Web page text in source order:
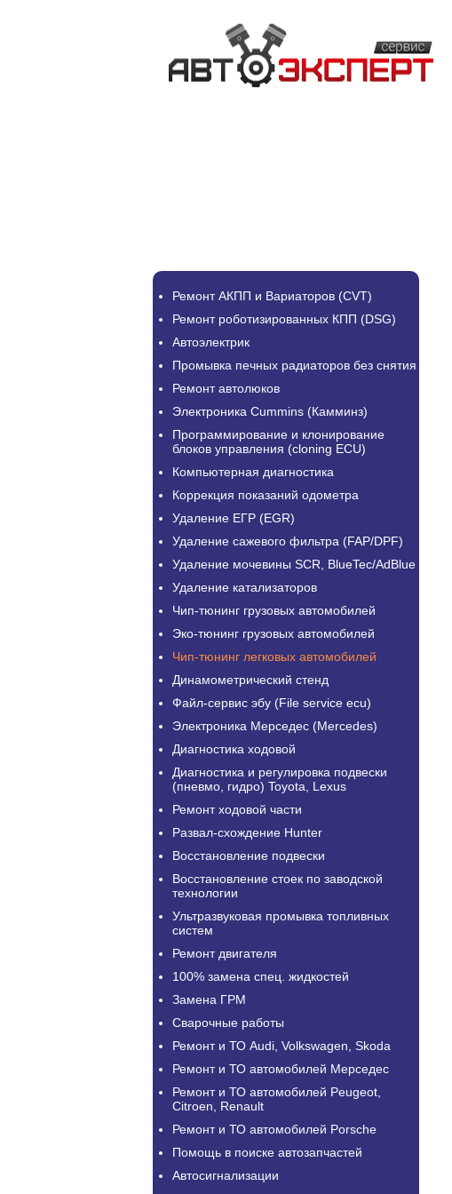
Ремонт АКПП и Вариаторов (CVT)
Ремонт роботизированных КПП (DSG)
Автоэлектрик
Промывка печных радиаторов без снятия
Ремонт автолюков
Электроника Cummins (Камминз)
Программирование и клонирование
блоков управления (cloning ECU)
Компьютерная диагностика
Коррекция показаний одометра
Удаление ЕГР (EGR)
Удаление сажевого фильтра (FAP/DPF)
Удаление мочевины SCR, BlueTec/AdBlue
Удаление катализаторов
Чип-тюнинг грузовых автомобилей
Эко-тюнинг грузовых автомобилей
Чип-тюнинг легковых автомобилей
Динамометрический стенд
Файл-сервис эбу (File service ecu)
Электроника Мерседес (Mercedes)
Диагностика ходовой
Диагностика и регулировка подвески
(пневмо, гидро) Toyota, Lexus
Ремонт ходовой части
Развал-схождение Hunter
Восстановление подвески
Восстановление стоек по заводской
технологии
Ультразвуковая промывка топливных
систем
Ремонт двигателя
100% замена спец. жидкостей
Замена ГРМ
Сварочные работы
Ремонт и ТО Audi, Volkswagen, Skoda
Ремонт и ТО автомобилей Мерседес
Ремонт и ТО автомобилей Peugeot,
Citroen, Renault
Ремонт и ТО автомобилей Porsche
Помощь в поиске автозапчастей
Автосигнализации